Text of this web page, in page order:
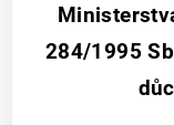
284/1995